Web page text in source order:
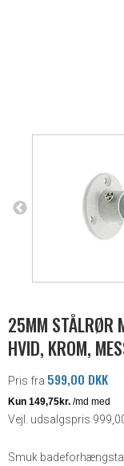
25MM STÅLRØR
HVID, KROM,
Pris fra 599,00 DKK
Vejl. udsalgspris
Smuk